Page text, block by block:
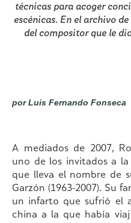
técnicas para acoger
escénicas. En el archivo
del compositor que le
por Luis Fernando Fonseca
A mediados de 2007,
uno de los invitados a
que lleva el nombre de
Garzón (1963-2007). Su
un infarto que sufrió el
china a la que había